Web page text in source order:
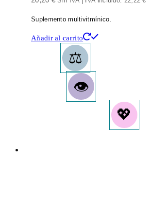
Suplemento multivitmínico.
Añadir al carrito